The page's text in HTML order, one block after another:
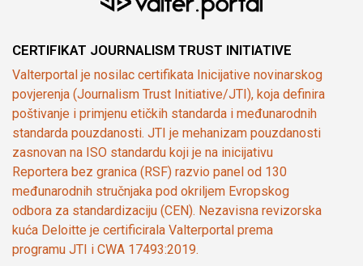
CERTIFIKAT JOURNALISM TRUST INITIATIVE
Valterportal je nosilac certifikata Inicijative novinarskog
povjerenja (Journalism Trust Initiative/JTI), koja definira
poštivanje i primjenu etičkih standarda i međunarodnih
standarda pouzdanosti. JTI je mehanizam pouzdanosti
zasnovan na ISO standardu koji je na inicijativu
Reportera bez granica (RSF) razvio panel od 130
međunarodnih stručnjaka pod okriljem Evropskog
odbora za standardizaciju (CEN). Nezavisna revizorska
kuća Deloitte je certificirala Valterportal prema
programu JTI i CWA 17493:2019.